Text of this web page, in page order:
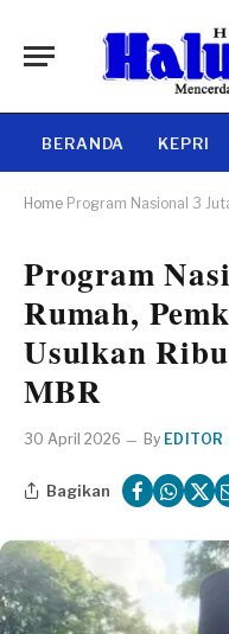
BERANDA KEPRI
Home Program Nasional 3 Juta
Program
Rumah,
Usulkan
MBR
30 April 2026 By EDITOR
Bagikan